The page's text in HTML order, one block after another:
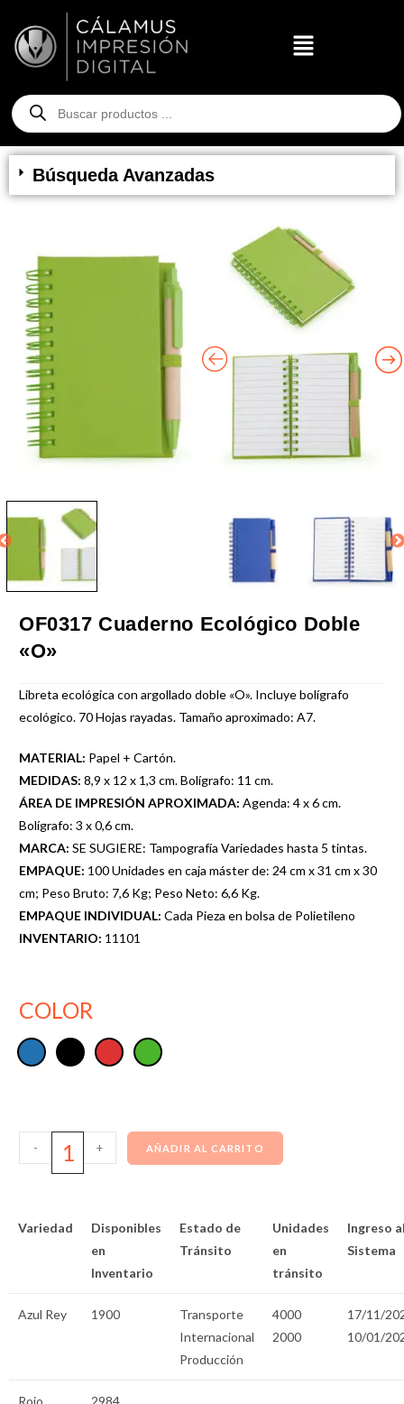
Búsqueda Avanzadas
OF0317 Cuaderno Ecológico Doble
«O»
Libreta ecológica con argollado doble «O». Incluye bolígrafo
ecológico. 70 Hojas rayadas. Tamaño aproximado: A7.
MATERIAL: Papel + Cartón.
MEDIDAS: 8,9 x 12 x 1,3 cm. Bolígrafo: 11 cm.
ÁREA DE IMPRESIÓN APROXIMADA: Agenda: 4 x 6 cm.
Bolígrafo: 3 x 0,6 cm.
MARCA: SE SUGIERE: Tampografía Variedades hasta 5 tintas.
EMPAQUE: 100 Unidades en caja máster de: 24 cm x 31 cm x 30
cm; Peso Bruto: 7,6 Kg; Peso Neto: 6,6 Kg.
EMPAQUE INDIVIDUAL: Cada Pieza en bolsa de Polietileno
INVENTARIO: 11101
COLOR
- + AÑADIR AL CARRITO
Variedad
Disponibles
en
Inventario
Estado de
Tránsito
Unidades
en
tránsito
Ingreso
Sistema
Azul Rey 1900
Transporte
Internacional
Producción
4000
2000
17/11/
10/01/
Rojo 2984